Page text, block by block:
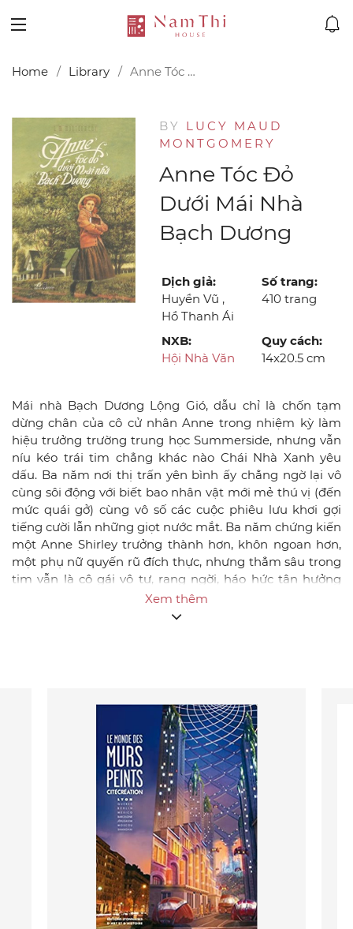
Home Library Anne Tóc Đỏ Dưới Mái Nhà Bạch Dương
BY LUCY MAUD
MONTGOMERY
Anne Tóc Đỏ
Dưới Mái Nhà
Bạch Dương
Dịch giả:
Huyền Vũ ,
Hồ Thanh Ái
Số trang:
410 trang
NXB:
Hội Nhà Văn
Quy cách:
14x20.5 cm
Mái nhà Bạch Dương Lộng Gió, dẫu chỉ là chốn tạm
dừng chân của cô cử nhân Anne trong nhiệm kỳ làm
hiệu trưởng trường trung học Summerside, nhưng vẫn
níu kéo trái tim chẳng khác nào Chái Nhà Xanh yêu
dấu. Ba năm nơi thị trấn yên bình ấy chẳng ngờ lại vô
cùng sôi động với biết bao nhân vật mới mẻ thú vị (đến
mức quái gở) cùng vô số các cuộc phiêu lưu khơi gợi
tiếng cười lẫn những giọt nước mắt. Ba năm chứng kiến
một Anne Shirley trưởng thành hơn, khôn ngoan hơn,
một phụ nữ quyến rũ đích thực, nhưng thẳm sâu trong
tim vẫn là cô gái vô tư, rạng ngời, háo hức tận hưởng
mọi trải nghiệm trên bước đường phía trước, và nhất
là… nhất là… đang yêu. Anne tóc đỏ dưới mái nhà Bạch
Xem thêm